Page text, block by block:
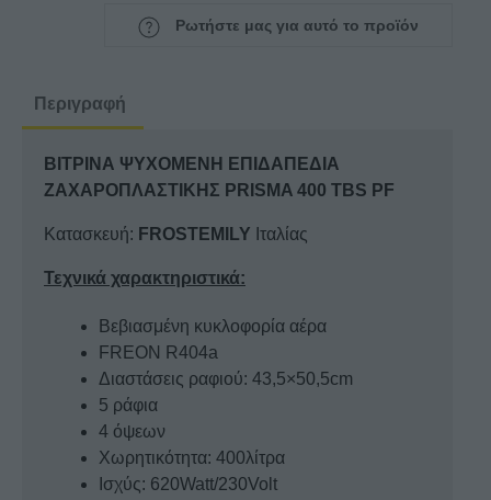
ΖΑΧΑΡΟΠΛΑΣΤΙΚΗΣ
400
ποσότητα
Ρωτήστε μας για αυτό το προϊόν
Περιγραφή
ΒΙΤΡΙΝΑ ΨΥΧΟΜΕΝΗ ΕΠΙΔΑΠΕΔΙΑ
ΖΑΧΑΡΟΠΛΑΣΤΙΚΗΣ PRISMA 400 TBS PF
Κατασκευή: FROSTEMILY Ιταλίας
Τεχνικά χαρακτηριστικά:
Βεβιασμένη κυκλοφορία αέρα
FREON R404a
Διαστάσεις ραφιού: 43,5×50,5cm
5 ράφια
4 όψεων
Χωρητικότητα: 400λίτρα
Ισχύς: 620Watt/230Volt